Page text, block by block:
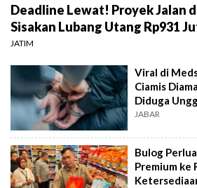
Deadline Lewat! Proyek Jalan
Sisakan Lubang Utang Rp931
JATIM
Viral di
Ciamis
Diduga
Demo
JABAR
Bulog
Premium ke